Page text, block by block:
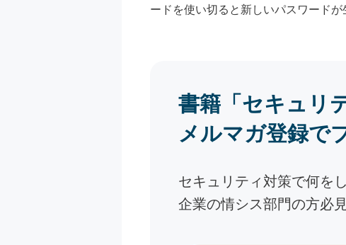
ードを使い切ると新しいパスワード
書籍「セキュリ
メルマガ登録で
セキュリティ対策で何を
企業の情シス部門の方必見